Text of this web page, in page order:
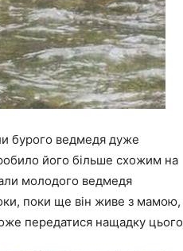
бурого ведмедя дуже
його більше схожим на
молодого ведмедя
поки ще він живе з мамою,
передатися нащадку цього